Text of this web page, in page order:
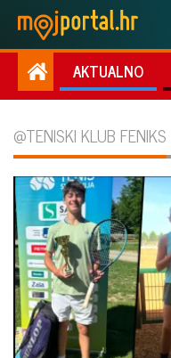
AKTUALNO
@TENISKI KLUB FENIKS